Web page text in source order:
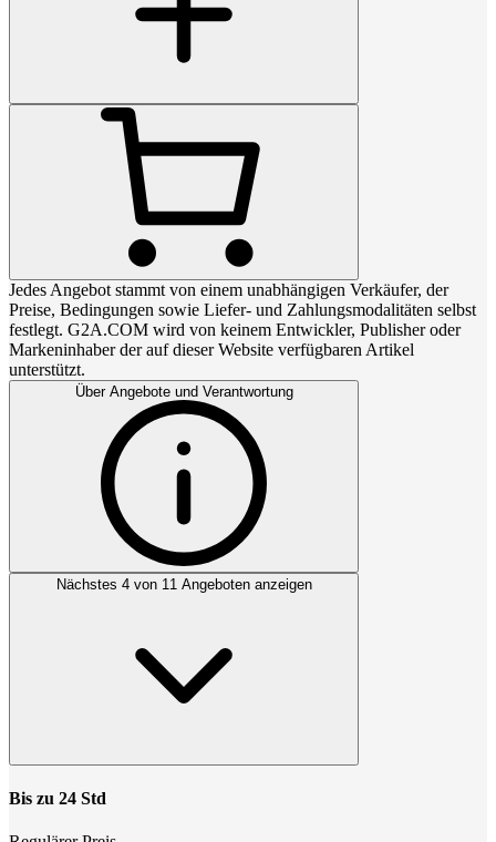
Jedes Angebot stammt von einem unabhängigen Verkäufer, der
Preise, Bedingungen sowie Liefer- und Zahlungsmodalitäten selbst
festlegt. G2A.COM wird von keinem Entwickler, Publisher oder
Markeninhaber der auf dieser Website verfügbaren Artikel
unterstützt.
Über Angebote und Verantwortung
Nächstes 4 von 11 Angeboten anzeigen
Bis zu 24 Std